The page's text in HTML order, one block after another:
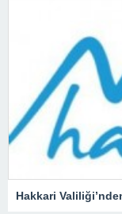
Hakkari